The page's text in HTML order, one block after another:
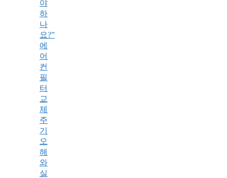
야
하
나
요?”
에
어
컨
필
터
교
체
주
기
오
해
와
실